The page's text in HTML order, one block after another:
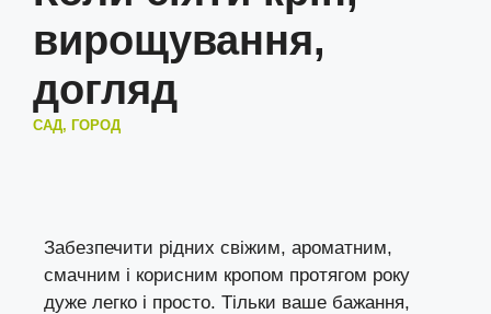
вирощування,
догляд
САД, ГОРОД
Забезпечити рідних свіжим, ароматним,
смачним і корисним кропом протягом року
дуже легко і просто. Тільки ваше бажання,